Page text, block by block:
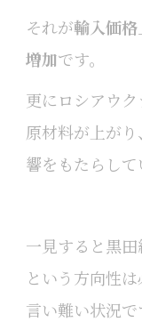
それが輸入価格
増加です。
更にロシアウ
原材料が上が
響をもたらして
一見すると黒
という方向性
言い難い状況で